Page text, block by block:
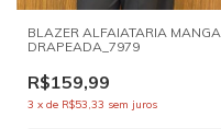
BLAZER ALFAIATARIA MANGA
DRAPEADA_7979
R$159,99
3 x de R$53,33 sem juros